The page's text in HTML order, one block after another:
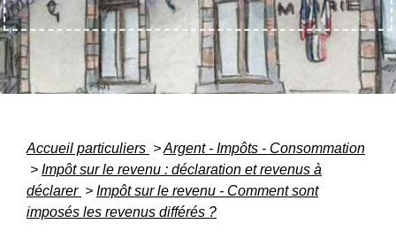
Accueil particuliers >Argent - Impôts - Consommation
> Impôt sur le revenu : déclaration et revenus à
déclarer > Impôt sur le revenu - Comment sont
imposés les revenus différés ?